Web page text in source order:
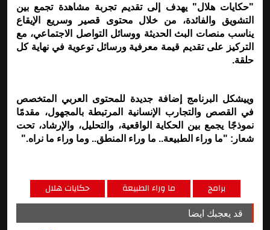
"حكايات هلال" يهدف إلى تقديم تجربة مشاهدة تجمع بين
التشويق والفائدة، من خلال محتوى قصير وسريع الإيقاع
يناسب منصات البث الحديثة ووسائل التواصل الاجتماعي، مع
التركيز على تقديم قيمة معرفية ورسائل توعوية في نهاية كل
حلقة.
وييشكل البرنامج إضافة جديدة للمحتوى العربي المتخصص
في القصص والتجارب الإنسانية المرتبطة بالمجهول، مقدمًا
نموذجًا يجمع بين الحكاية الواقعية، والتحليل، والإرشاد، تحت
شعار: "ما وراء الطبيعة.. ما وراء المنطق.. وما وراء ما نراه."
حكايات هلال ما وراء الطبيعة برامج
قد يعجبك ايضا